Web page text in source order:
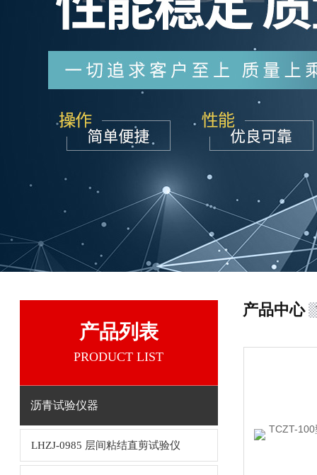
产品列表
PRODUCT LIST
沥青试验仪器
LHZJ-0985 层间粘结直剪试验仪
产品中心